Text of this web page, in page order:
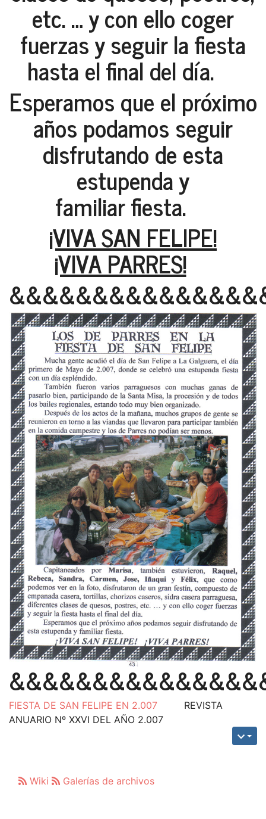
etc. … y con ello coger
fuerzas y seguir la fiesta
hasta el final del día.
Esperamos que el próximo
años podamos seguir
disfrutando de esta
estupenda y
familiar fiesta.
¡VIVA SAN FELIPE!
¡VIVA PARRES!
FIESTA DE SAN FELIPE EN 2.007 REVISTA
ANUARIO Nº XXVI DEL AÑO 2.007
Wiki Galerías de archivos